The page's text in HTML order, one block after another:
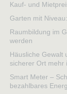
Kauf- und
Garten mit
Raumbildung im
werden
Häusliche Gewalt
sicherer Ort mehr
Smart Meter –
bezahlbares